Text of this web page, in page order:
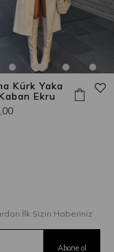
Kürk Yaka
Ekru
İlk Sizin Haberiniz